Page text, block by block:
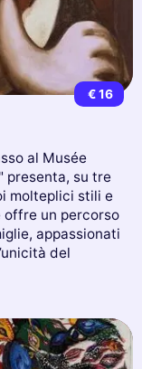
€ 16
al Musée
presenta, su tre
molteplici stili e
offre un percorso
appassionati
del